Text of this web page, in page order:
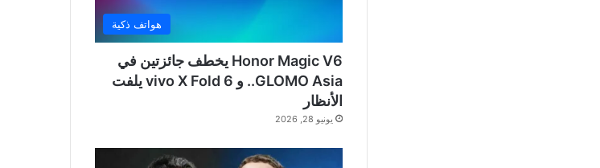
هواتف ذكية
Honor Magic V6 يخطف جائزتين في
GLOMO Asia.. و vivo X Fold 6 يلفت
الأنظار
يونيو 28, 2026